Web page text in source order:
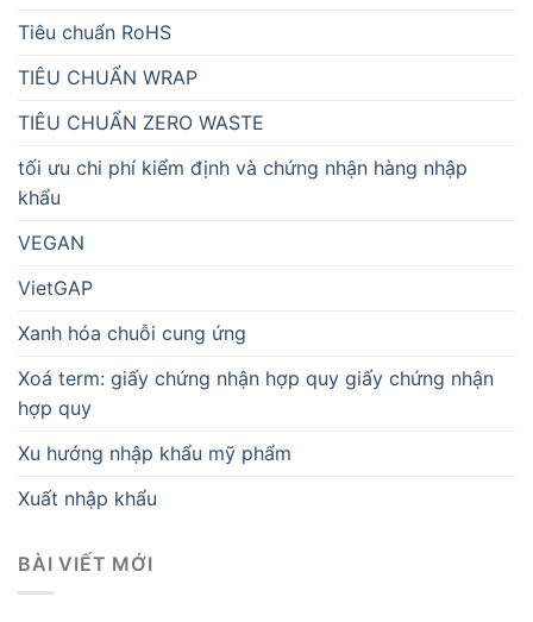
Tiêu chuẩn RoHS
TIÊU CHUẨN WRAP
TIÊU CHUẨN ZERO WASTE
tối ưu chi phí kiểm định và chứng nhận hàng nhập
khẩu
VEGAN
VietGAP
Xanh hóa chuỗi cung ứng
Xoá term: giấy chứng nhận hợp quy giấy chứng nhận
hợp quy
Xu hướng nhập khẩu mỹ phẩm
Xuất nhập khẩu
BÀI VIẾT MỚI